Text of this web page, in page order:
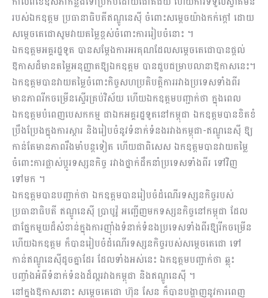
របស់ឯកឧត្ដម ប្រធានាធិបតីឥណ្ឌូនេស៊ី ចំពោះសម្ដេចយ៉ាងកក់ក្តៅ ដោយ
សម្ដេចតេជោសូមវាយតម្លៃខ្ពស់ចំពោះការរៀបចំនោះ ។
ឯកឧត្ដមអគ្គរដ្ឋទូត បានសម្ដែងការអរគុណដែលសម្ដេចតេជោបានផ្ដល់
ឱកាសដ៏មានតម្លៃអនុញ្ញាតឱ្យឯកឧត្ដម បានជួបជម្រាបលានាឱកាសនេះ។
ឯកឧត្ដមបានវាយតម្លៃចំពោះកិច្ចសហប្រតិបត្តិការរវាងប្រទេសទាំងពីរ
មានភាពរីកចម្រើនស្ទើរគ្រប់វិស័យ ហើយឯកឧត្ដមបញ្ជាក់ថា ក្នុងពេល
ឯកឧត្ដមបំពេញបេសកកម្ម ជាឯកអគ្គរដ្ឋទូតនៅកម្ពុជា ឯកឧត្ដមបានខិតខំ
ប្រឹងប្រែងក្នុងការស្ដារ និងរៀបចំនូវទំនាក់ទំនងរវាងកម្ពុជា-ឥណ្ឌូនេស៊ី ឱ្យ
កាន់តែមានភាពរឹងមាំបន្តទៀត ហើយជាពិសេស ឯកឧត្ដមបានវាយតម្លៃ
ចំពោះការផ្លាស់ប្ដូរទស្សនកិច្ច រវាងថ្នាក់ដឹកនាំប្រទេសទាំងពីរ ទៅវិញ
ទៅមក ។
ឯកឧត្ដមបានបញ្ជាក់ថា ឯកឧត្ដមបានរៀបចំដំណើរទស្សនកិច្ចរបស់
ប្រធានាធិបតី ឥណ្ឌូនេស៊ី ប្រាបូវ៉ូ អញ្ជើញមកទស្សនកិច្ចនៅកម្ពុជា ដែល
ជាផ្នែកមួយដ៏សំខាន់ក្នុងការញ៉ាំងទំនាក់ទំនងប្រទេសទាំងពីរឱ្យរីកចម្រើន
ហើយឯកឧត្ដម ក៏បានរៀបចំដំណើរទស្សនកិច្ចរបស់សម្ដេចតេជោ ទៅ
កាន់ឥណ្ឌូនេស៊ីដូចគ្នាដែរ ដែលទាំងអស់នេះ ឯកឧត្ដមបញ្ជាក់ថា ឆ្លុះ
បញ្ចាំងអំពីទំនាក់ទំនងដ៏ល្អរវាងកម្ពុជា និងឥណ្ឌូនេស៊ី ។
នៅក្នុងឱកាសនោះ សម្ដេចតេជោ ហ៊ុន សែន ក៏បានបង្ហាញនូវការពេញ